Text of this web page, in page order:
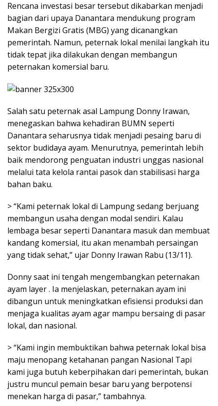
Rencana investasi besar tersebut dikabarkan menjadi
bagian dari upaya Danantara mendukung program
Makan Bergizi Gratis (MBG) yang dicanangkan
pemerintah. Namun, peternak lokal menilai langkah itu
tidak tepat jika dilakukan dengan membangun
peternakan komersial baru.
Salah satu peternak asal Lampung Donny Irawan,
menegaskan bahwa kehadiran BUMN seperti
Danantara seharusnya tidak menjadi pesaing baru di
sektor budidaya ayam. Menurutnya, pemerintah lebih
baik mendorong penguatan industri unggas nasional
melalui tata kelola rantai pasok dan stabilisasi harga
bahan baku.
> “Kami peternak lokal di Lampung sedang berjuang
membangun usaha dengan modal sendiri. Kalau
lembaga besar seperti Danantara masuk dan membuat
kandang komersial, itu akan menambah persaingan
yang tidak sehat,” ujar Donny Irawan Rabu (13/11).
Donny saat ini tengah mengembangkan peternakan
ayam layer . Ia menjelaskan, peternakan ayam ini
dibangun untuk meningkatkan efisiensi produksi dan
menjaga kualitas ayam agar mampu bersaing di pasar
lokal, dan nasional.
> “Kami ingin membuktikan bahwa peternak lokal bisa
maju menopang ketahanan pangan Nasional Tapi
kami juga butuh keberpihakan dari pemerintah, bukan
justru muncul pemain besar baru yang berpotensi
menekan harga di pasar,” tambahnya.